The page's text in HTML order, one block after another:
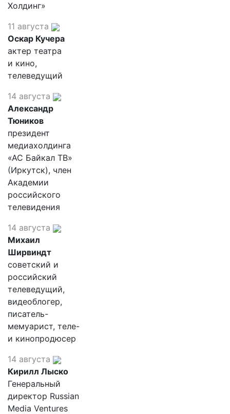
Холдинг»
11 августа
Оскар Кучера
актер театра
и кино,
телеведущий
14 августа
Александр
Тюников
президент
медиахолдинга
«АС Байкал ТВ»
(Иркутск), член
Академии
российского
телевидения
14 августа
Михаил
Ширвиндт
советский и
российский
телеведущий,
видеоблогер,
писатель-
мемуарист, теле-
и кинопродюсер
14 августа
Кирилл Лыско
Генеральный
директор Russian
Media Ventures